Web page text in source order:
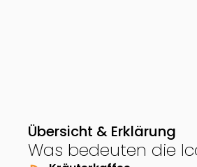
Übersicht & Erklärung
Was bedeuten die